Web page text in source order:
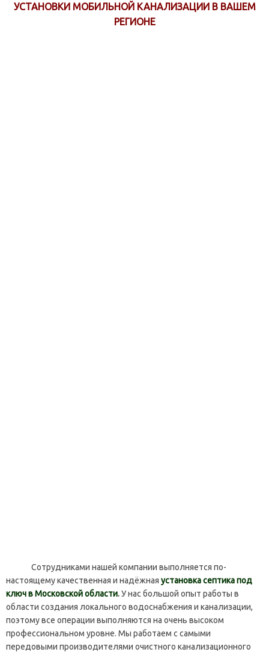
УСТАНОВКИ МОБИЛЬНОЙ КАНАЛИЗАЦИИ В ВАШЕМ
РЕГИОНЕ
Сотрудниками нашей компании выполняется по-
настоящему качественная и надёжная установка септика под
ключ в Московской области.У нас большой опыт работы в
области создания локального водоснабжения и канализации,
поэтому все операции выполняются на очень высоком
профессиональном уровне. Мы работаем с самыми
передовыми производителями очистного канализационного